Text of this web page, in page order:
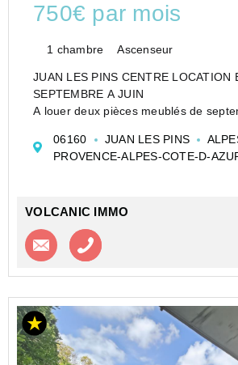
750€ par mois
1 chambre Ascenseur
JUAN LES PINS CENTRE LOCATION
SEPTEMBRE A JUIN
A louer deux pièces meublés de
aménagée et équipée,
d'un frigo-congélateur, d'une plaque
06160 JUAN LES PINS
PROVENCE-ALPES-COTE-D-
VOLCANIC IMMO
Contacter l'agence